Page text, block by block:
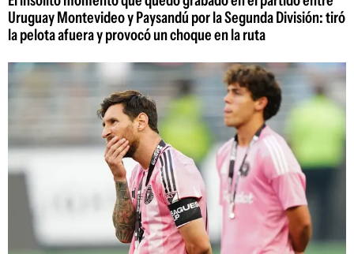
Uruguay Montevideo y Paysandú por la Segunda División: tiró
la pelota afuera y provocó un choque en la ruta